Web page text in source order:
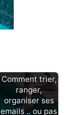
Comment trier,
ranger,
organiser ses
emails .. ou pas